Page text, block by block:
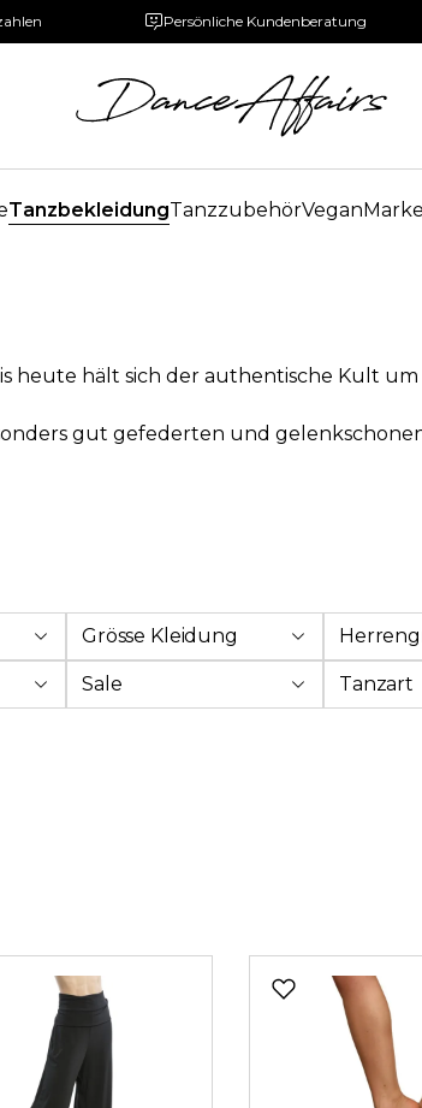
Persönliche Kundenberatung
TanzbekleidungTanzzubehörVegan
heute hält sich der authentische Kult
gut gefederten und
Grösse Kleidung
Sale Tanzart